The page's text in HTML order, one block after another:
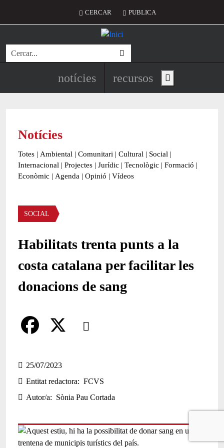
Menú del compte d'usuari
CERCAR PUBLICA
Cerca
Navegació principal de
notícies recursos Show main menu
Notícies
Totes | Ambiental | Comunitari | Cultural | Social |
Internacional | Projectes | Jurídic | Tecnològic | Formació |
Econòmic | Agenda | Opinió | Vídeos
Àmbit de la notícia
SOCIAL
Habilitats trenta punts a la
costa catalana per facilitar les
donacions de sang
Comparteix
a
c
e
o
25/07/2023
Entitat redactora
FCVS
Autor/a
Sònia Pau Cortada